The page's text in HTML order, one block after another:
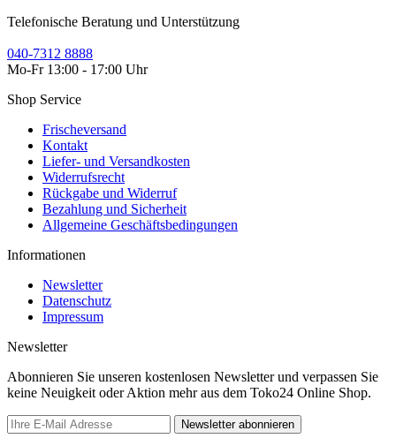
Telefonische Beratung und Unterstützung
040-7312 8888
Mo-Fr 13:00 - 17:00 Uhr
Shop Service
Frischeversand
Kontakt
Liefer- und Versandkosten
Widerrufsrecht
Rückgabe und Widerruf
Bezahlung und Sicherheit
Allgemeine Geschäftsbedingungen
Informationen
Newsletter
Datenschutz
Impressum
Newsletter
Abonnieren Sie unseren kostenlosen Newsletter und verpassen Sie
keine Neuigkeit oder Aktion mehr aus dem Toko24 Online Shop.
Newsletter abonnieren